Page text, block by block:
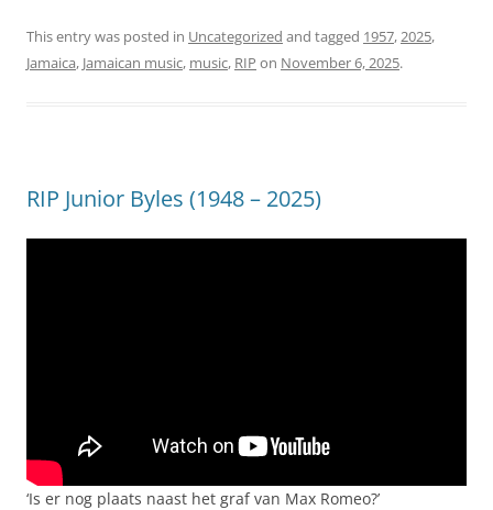
This entry was posted in Uncategorized and tagged 1957,2025,
Jamaica, Jamaican music, music, RIP on November 6, 2025.
RIP Junior Byles (1948 – 2025)
‘Is er nog plaats naast het graf van Max Romeo?’